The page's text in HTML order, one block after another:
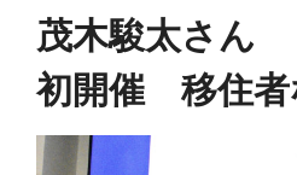
茂木駿太さん
初開催 移住者